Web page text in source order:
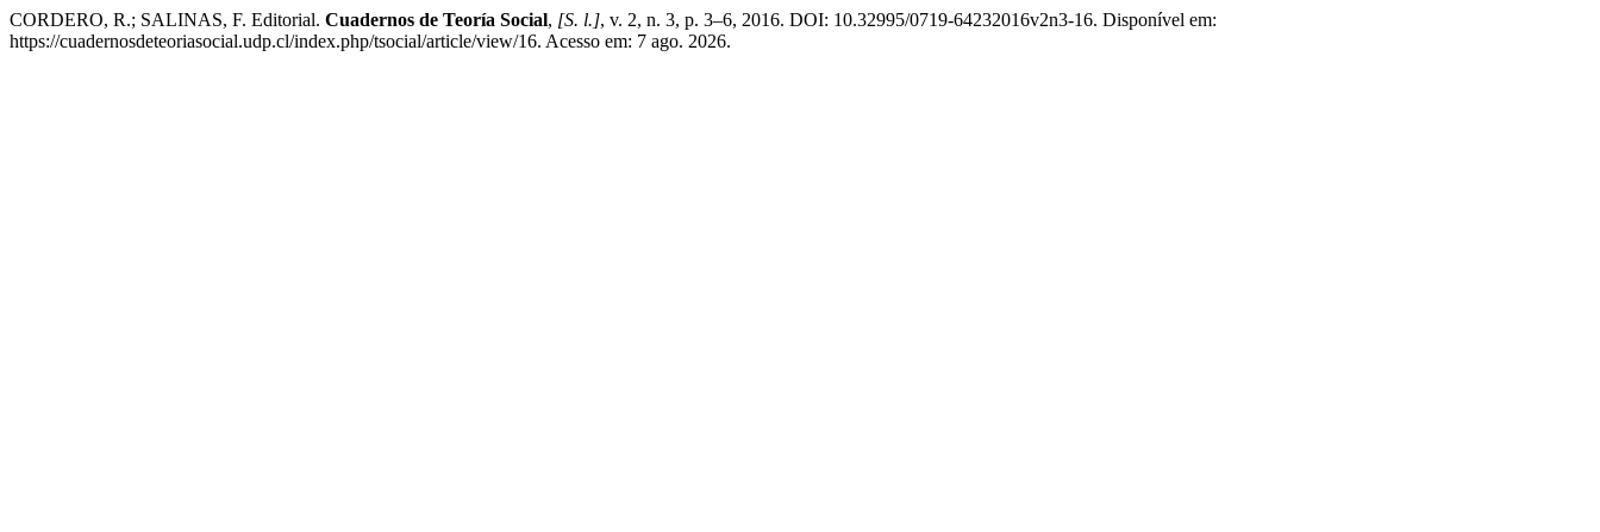
CORDERO, R.; SALINAS, F. Editorial. Cuadernos de Teoría Social, [S. l.], v. 2, n. 3, p. 3–6, 2016. DOI: 10.32995/0719-64232016v2n3-16. Disponível em:
https://cuadernosdeteoriasocial.udp.cl/index.php/tsocial/article/view/16. Acesso em: 7 ago. 2026.